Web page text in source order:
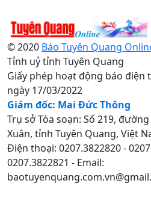
© 2020 Báo Tuyên Quang
Tỉnh uỷ tỉnh Tuyên Quang
Giấy phép hoạt động báo điện
ngày 17/03/2022
Giám đốc: Mai Đức Thông
Trụ sở Tòa soạn: Số 219,
Xuân, tỉnh Tuyên Quang, Việt
Điện thoại: 0207.3822820 -
0207.3822821 - Email: